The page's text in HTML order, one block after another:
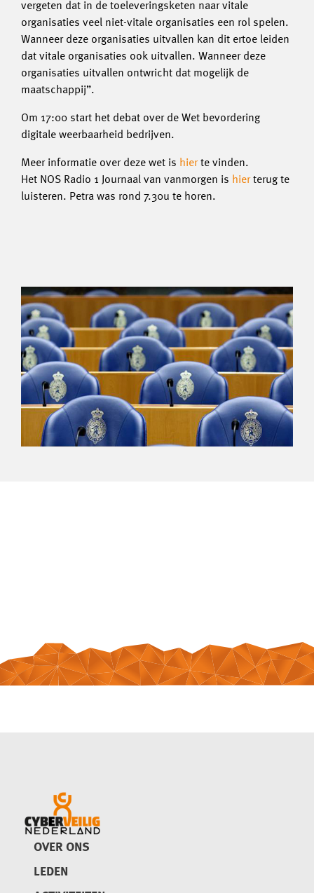
vergeten dat in de toeleveringsketen naar vitale
organisaties veel niet-vitale organisaties een rol spelen.
Wanneer deze organisaties uitvallen kan dit ertoe leiden
dat vitale organisaties ook uitvallen. Wanneer deze
organisaties uitvallen ontwricht dat mogelijk de
maatschappij”.
Om 17:00 start het debat over de Wet bevordering
digitale weerbaarheid bedrijven.
Meer informatie over deze wet is hierte vinden.
Het NOS Radio 1 Journaal van vanmorgen is hierterug te
luisteren. Petra was rond 7.30u te horen.
OVER ONS
LEDEN